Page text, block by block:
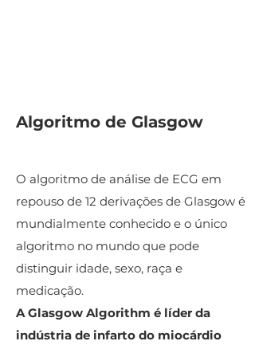
Algoritmo de Glasgow
O algoritmo de análise de ECG em
repouso de 12 derivações de Glasgow é
mundialmente conhecido e o único
algoritmo no mundo que pode
distinguir idade, sexo, raça e
medicação.
A Glasgow Algorithm é líder da
indústria de infarto do miocárdio